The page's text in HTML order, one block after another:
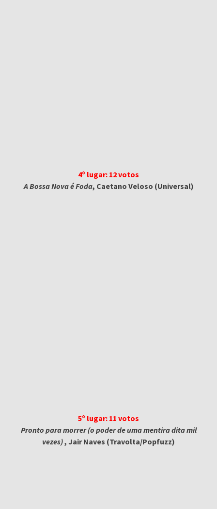
4º lugar: 12 votos
A Bossa Nova é Foda, Caetano Veloso (Universal)
5º lugar: 11 votos
Pronto para morrer (o poder de uma mentira dita mil
vezes), Jair Naves (Travolta/Popfuzz)